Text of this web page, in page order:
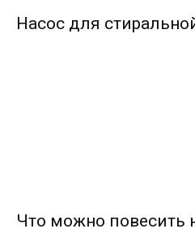
Насос для
Что можно повесить